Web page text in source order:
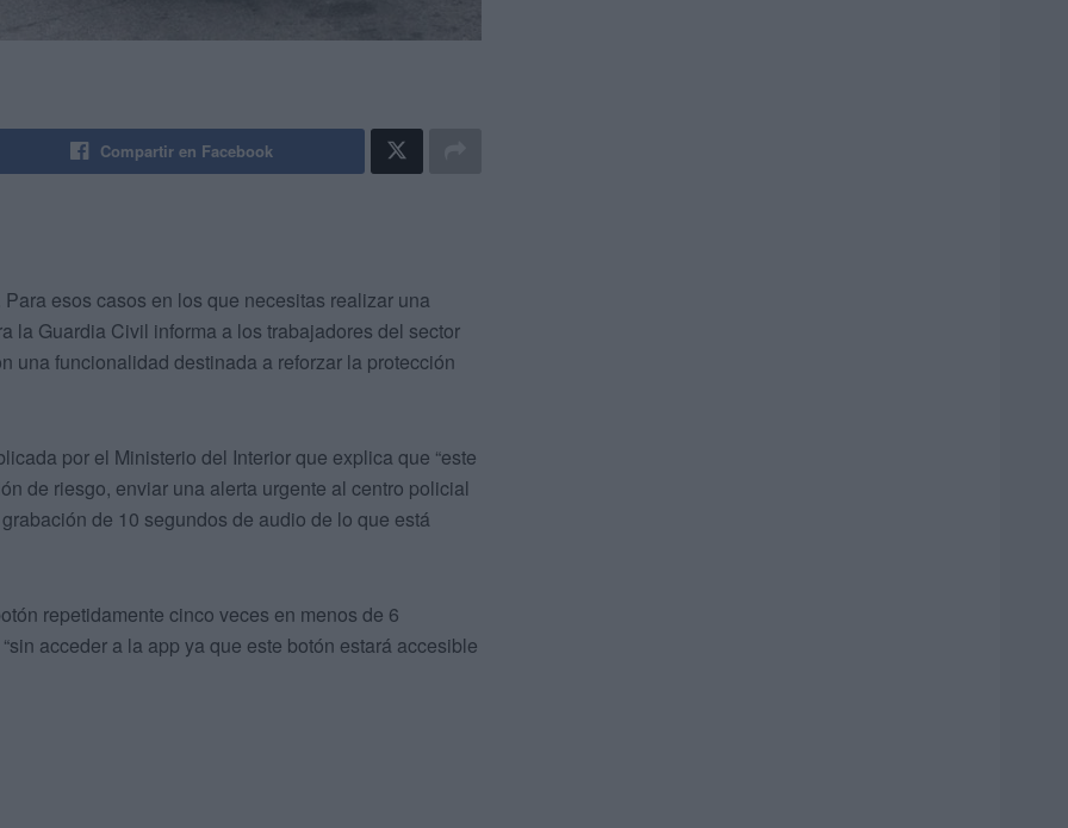
Compartir en Facebook
esos casos en los que necesitas realizar una
la Guardia Civil informa a los trabajadores del sector
una funcionalidad destinada a reforzar la protección
por el Ministerio del Interior que explica que “este
de riesgo, enviar una alerta urgente al centro policial
de 10 segundos de audio de lo que está
repetidamente cinco veces en menos de 6
acceder a la app ya que este botón estará accesible